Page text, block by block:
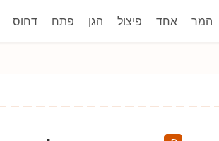
המר
אחד פיצול הגן פתח דחוס